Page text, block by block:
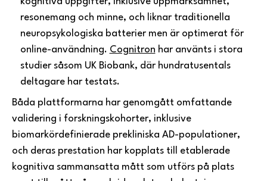
resonemang och minne, och liknar traditionella
neuropsykologiska batterier men är optimerat för
online-användning. Cognitron har använts i stora
studier såsom UK Biobank, där hundratusentals
deltagare har testats.
Båda plattformarna har genomgått omfattande
validering i forskningskohorter, inklusive
biomarkördefinierade prekliniska AD-populationer,
och deras prestation har kopplats till etablerade
kognitiva sammansatta mått som utförs på plats